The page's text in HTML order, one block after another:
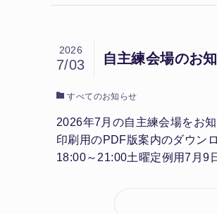
自主練会場のお
2026
7/03
すべてのお知らせ
2026年7月の自主練会場をお
印刷用のPDF版案内のダウン
18:00～21:00土曜定例用7月9